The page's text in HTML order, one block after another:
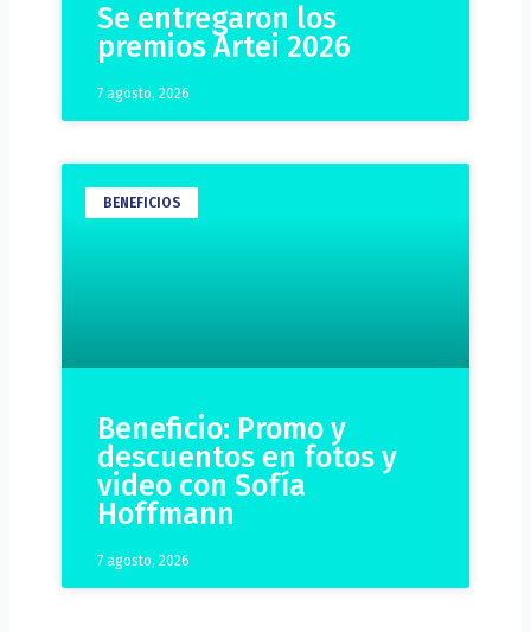
Se entregaron los
premios Artei 2026
7 agosto, 2026
BENEFICIOS
Beneficio: Promo y
descuentos en fotos y
video con Sofía
Hoffmann
7 agosto, 2026